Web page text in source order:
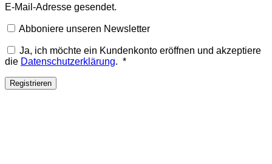
E-Mail-Adresse gesendet.
Abboniere unseren Newsletter
Ja, ich möchte ein Kundenkonto eröffnen und akzeptiere
die Datenschutzerklärung. *Erforderlich
Registrieren